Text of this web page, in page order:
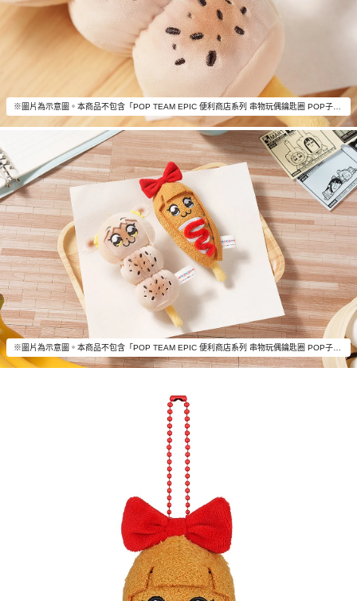
※圖片為示意圖。本商品不包含「POP TEAM EPIC 便利商店系列 串物玩偶鑰匙圈 POP子／PIPI美」以外的物品。